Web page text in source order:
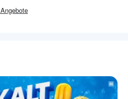
Angebote